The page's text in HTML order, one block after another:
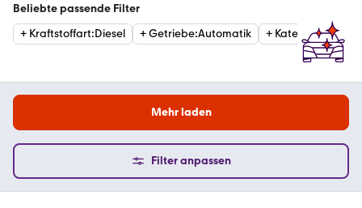
Beliebte passende Filter
+ Kraftstoffart:Diesel +Getriebe:Automatik + Kategorie:Van
Mehr laden
Filter anpassen